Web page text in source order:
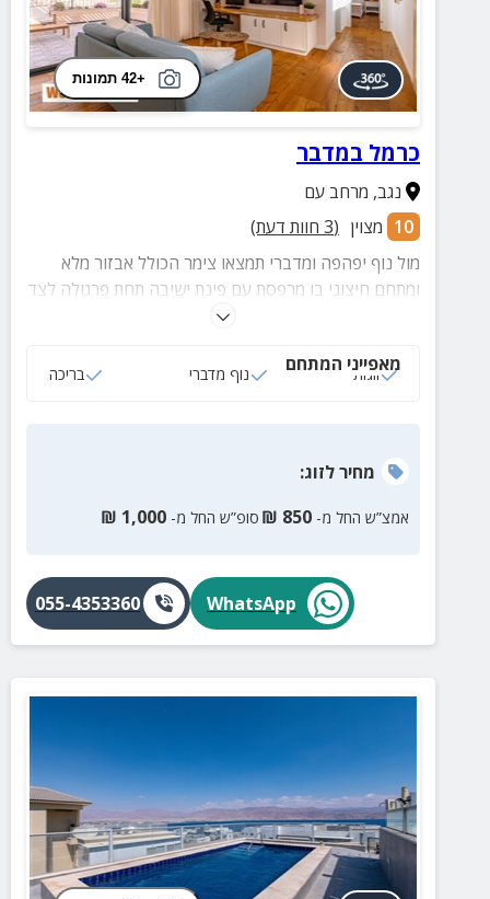
+42 תמונות
כרמל במדבר
נגב, מרחב עם
10 מצוין (
3 חוות דעת)
מול נוף יפהפה ומדברי תמצאו צימר הכולל אבזור מלא
ומתחם חיצוני בו מרפסת עם פינת ישיבה תחת פרגולה לצד
חצר עם עמדת מנגל, פינות ישיבה ובריכה מקורה
מאפייני המתחם
זוגות נוף מדברי בריכה
מחירלזוג:
אמצ”ש החל מ- 850
₪ סופ”ש החל מ- 1,000
₪
WhatsApp
055-4353360